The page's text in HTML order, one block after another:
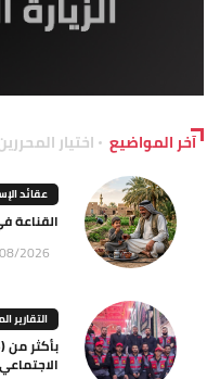
آخر المواضيع اختيار
عقائد
القناعة
2026
التقارير